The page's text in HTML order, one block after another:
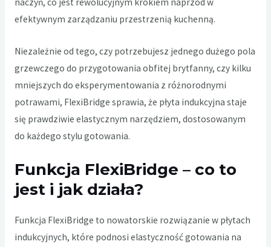
efektywnym zarządzaniu przestrzenią kuchenną.
Niezależnie od tego, czy potrzebujesz jednego dużego pola
grzewczego do przygotowania obfitej brytfanny, czy kilku
mniejszych do eksperymentowania z różnorodnymi
potrawami, FlexiBridge sprawia, że płyta indukcyjna staje
się prawdziwie elastycznym narzędziem, dostosowanym
do każdego stylu gotowania.
Funkcja FlexiBridge – co to
jest i jak działa?
Funkcja FlexiBridge to nowatorskie rozwiązanie w płytach
indukcyjnych, które podnosi elastyczność gotowania na